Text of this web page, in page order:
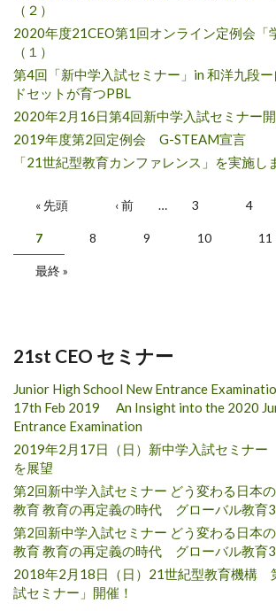
（２）
2020年度21CEO第1回オンライン定例会「
（１）
第4回「新中学入試セミナー」in 和洋九段
ドセットが育つPBL
2020年2月16日第4回新中学入試セミナー
2019年度第2回定例会 G-STEAM宣言
「21世紀型教育カンファレンス」を実施し
ページ
« 先頭 ‹ 前 … 3 4
7 8 9 10 11
最終 »
21st CEO セミナー
Junior High School New Entrance
17th Feb 2019 An Insight into the 2020
Entrance Examination
2019年2月17日（日）新中学入試セミナ
を展望
第2回新中学入試セミナー どう変わる日本
教育 教育の再定義の時代 グローバル教育
第2回新中学入試セミナー どう変わる日本
教育 教育の再定義の時代 グローバル教育
2018年2月18日（日）21世紀型教育機構
試セミナー」開催！